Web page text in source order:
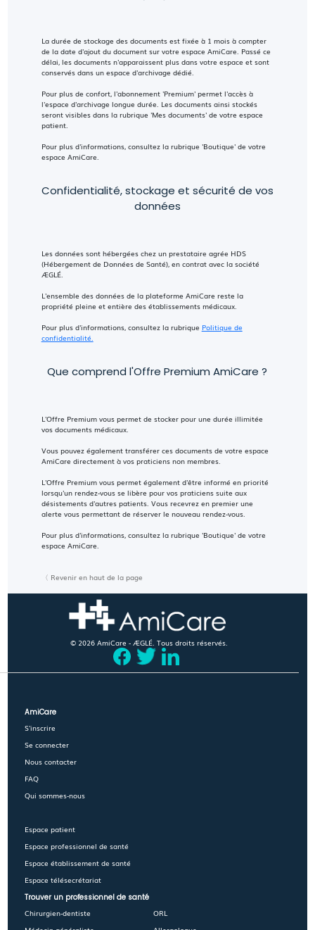
La durée de stockage des documents est fixée à 1 mois à compter
de la date d'ajout du document sur votre espace AmiCare. Passé ce
délai, les documents n'apparaissent plus dans votre espace et sont
conservés dans un espace d'archivage dédié.
Pour plus de confort, l'abonnement 'Premium' permet l'accès à
l'espace d'archivage longue durée. Les documents ainsi stockés
seront visibles dans la rubrique 'Mes documents' de votre espace
patient.
Pour plus d'informations, consultez la rubrique 'Boutique' de votre
espace AmiCare.
Confidentialité, stockage et sécurité de vos
données
Les données sont hébergées chez un prestataire agrée HDS
(Hébergement de Données de Santé), en contrat avec la société
ÆGLÉ.
L'ensemble des données de la plateforme AmiCare reste la
propriété pleine et entière des établissements médicaux.
Pour plus d'informations, consultez la rubrique Politique de
confidentialité.
Que comprend l'Offre Premium AmiCare ?
L'Offre Premium vous permet de stocker pour une durée illimitée
vos documents médicaux.
Vous pouvez également transférer ces documents de votre espace
AmiCare directement à vos praticiens non membres.
L'Offre Premium vous permet également d'être informé en priorité
lorsqu'un rendez-vous se libère pour vos praticiens suite aux
désistements d'autres patients. Vous recevrez en premier une
alerte vous permettant de réserver le nouveau rendez-vous.
Pour plus d'informations, consultez la rubrique 'Boutique' de votre
espace AmiCare.
〈 Revenir en haut de la page
© 2026 AmiCare - ÆGLÉ. Tous droits réservés.
AmiCare
S'inscrire
Se connecter
Nous contacter
FAQ
Qui sommes-nous
Espace patient
Espace professionnel de santé
Espace établissement de santé
Espace télésecrétariat
Trouver un professionnel de santé
Chirurgien-dentiste
ORL